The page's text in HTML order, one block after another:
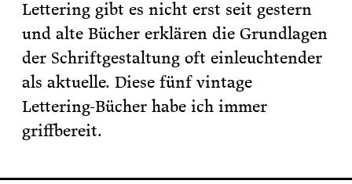
Lettering gibt es nicht erst seit gestern
und alte Bücher erklären die Grundlagen
der Schriftgestaltung oft einleuchtender
als aktuelle. Diese fünf vintage
Lettering-Bücher habe ich immer
griffbereit.